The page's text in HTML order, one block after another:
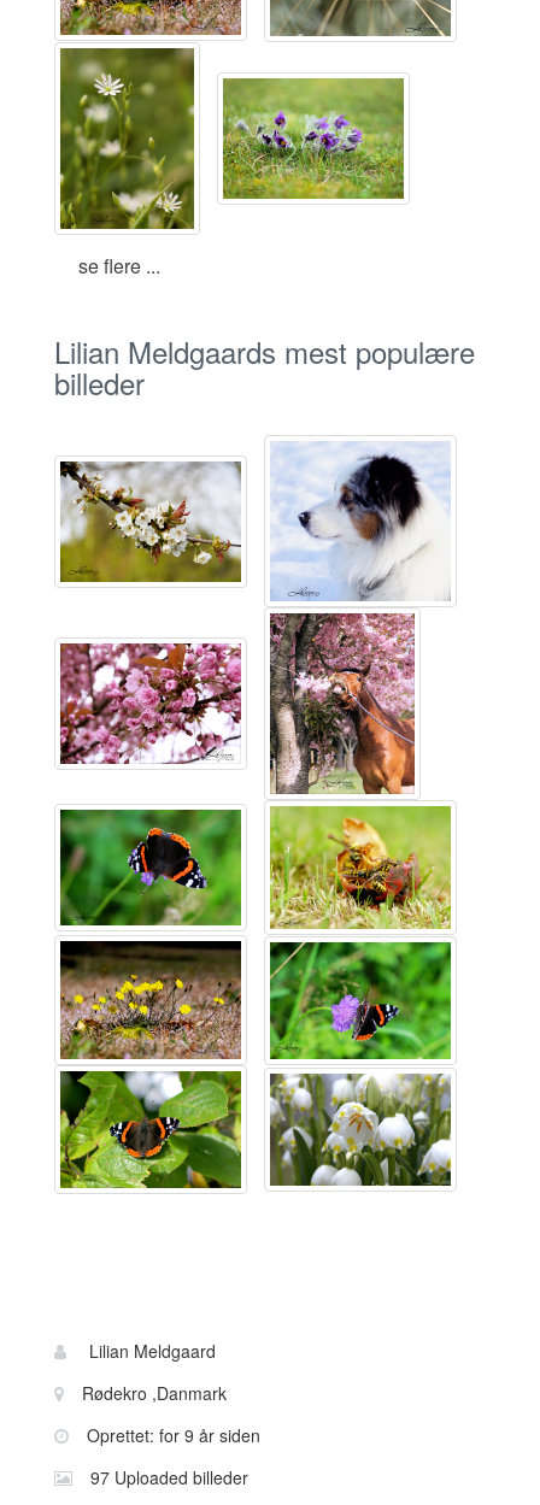
se flere ...
Lilian Meldgaards mest populære
billeder
Bruger
information
Navn:
Lilian Meldgaard
Sted:
Rødekro ,Danmark
Oprettet: for 9 år siden
97 Uploaded billeder